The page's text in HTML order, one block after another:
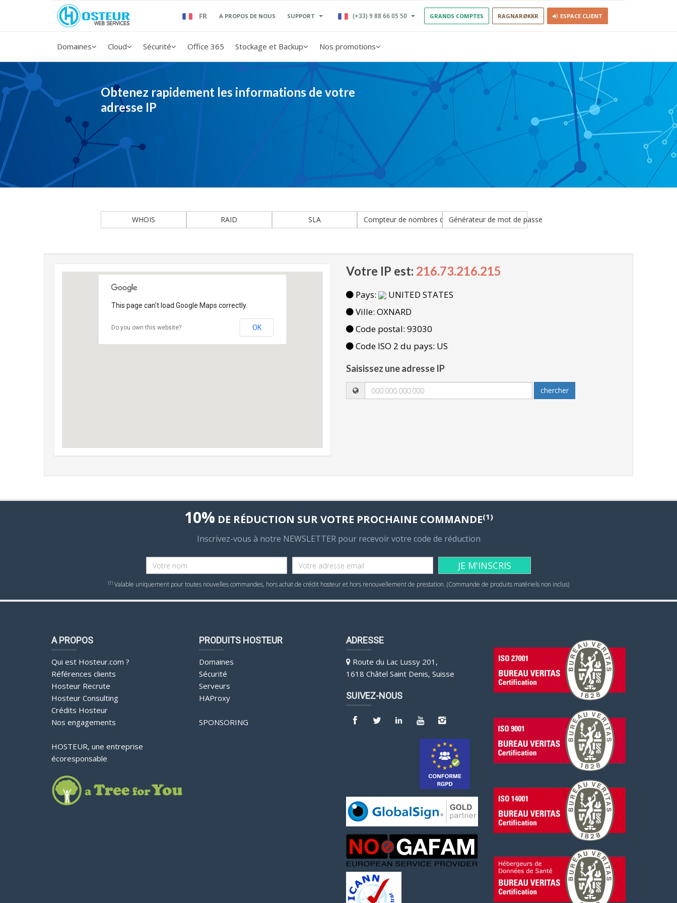
FR A PROPOS DE NOUS SUPPORT (+33) 9 88 66 05 50 GRANDS COMPTES RAGNARØKKR ESPACE CLIENT
Domaines Cloud Sécurité Office 365 Stockage et Backup Nos promotions
Obtenez rapidement les informations de votre
adresse IP
WHOIS RAID SLA Compteur de nombres de caractéresGénérateur de mot de passe
This page can't load Google Maps correctly.
Do you own this website? OK
Votre IP est: 216.73.216.215
Pays:
UNITED STATES
Ville: OXNARD
Code postal: 93030
Code ISO 2 du pays: US
Saisissez une adresse IP
chercher
10% DE RÉDUCTION SUR VOTRE PROCHAINE COMMANDE(1)
Inscrivez-vous à notre NEWSLETTER pour recevoir votre code de réduction
JE M'INSCRIS
(1)Valable uniquement pour toutes nouvelles commandes, hors achat de crédit hosteur et hors renouvellement de prestation. (Commande de produits matériels non inclus)
A PROPOS
Qui est Hosteur.com ?
Références clients
Hosteur Recrute
Hosteur Consulting
Crédits Hosteur
Nos engagements
HOSTEUR, une entreprise
écoresponsable
PRODUITS HOSTEUR
Domaines
Sécurité
Serveurs
HAProxy
SPONSORING
ADRESSE
Route du Lac Lussy 201,
1618 Châtel Saint Denis, Suisse
SUIVEZ-NOUS